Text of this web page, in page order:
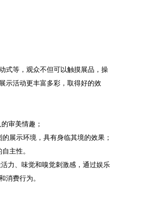
式等，观众不但可以触摸展品，操
示活动更丰富多彩，取得好的效
审美情趣；
展示环境，具有身临其境的效果；
主性。
力、味觉和嗅觉刺激感，通过娱乐
消费行为。